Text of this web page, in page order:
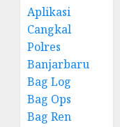
Aplikasi
Cangkal
Polres
Banjarbaru
Bag Log
Bag Ops
Bag Ren